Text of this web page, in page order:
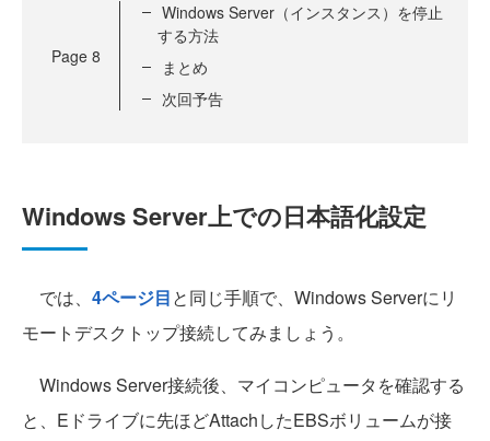
Page 8
Windows Server（インスタンス）を停止
する方法
まとめ
次回予告
Windows Server上での日本語化設定
では、 4ページ目と同じ手順で、Windows Serverにリ
モートデスクトップ接続してみましょう。
Windows Server接続後、マイコンピュータを確認する
と、Eドライブに先ほどAttachしたEBSボリュームが接